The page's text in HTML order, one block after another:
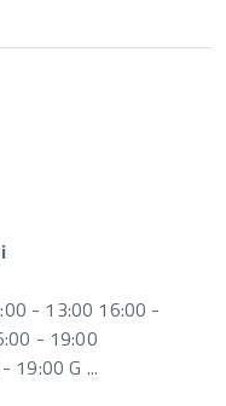
- 13:00 16:00 -
- 19:00
19:00 G ...